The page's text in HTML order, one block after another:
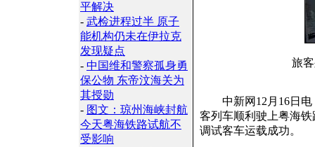
平解决
- 武检进程过半 原子
能机构仍未在伊拉克
发现疑点
- 中国维和警察孤身勇
保公物 东帝汶海关为
其授勋
- 图文：琼州海峡封航
今天粤海铁路试航不
受影响
旅
中新网12月16日电
客列车顺利驶上粤海
调试客车运载成功。